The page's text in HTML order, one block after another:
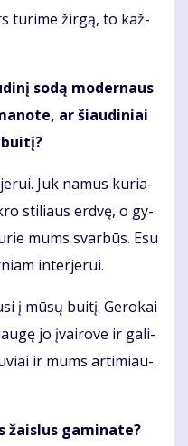
tu­ri­me žir­gą, to kaž­
so­dą mo­der­naus
ar šiau­di­niai
Juk na­mus ku­ria­
sti­liaus erd­vę, o gy­
mums svar­būs. Esu
in­ter­je­rui.
į mū­sų bui­tį. Ge­ro­kai
jo įvai­ro­ve ir ga­li­
ir mums ar­ti­miau­
žais­lus ga­mi­na­te?